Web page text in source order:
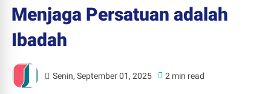
Menjaga Persatuan adalah
Ibadah
Senin, September 01, 2025 2 min read